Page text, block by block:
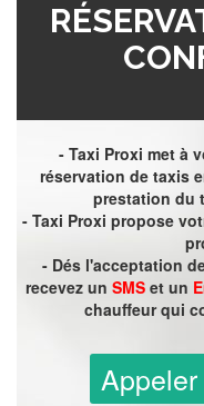
- Taxi Proxi met à
réservation de taxis
prestation du
- Taxi Proxi propose
- Dés l'acceptation
recevez un SMSet un
chauffeur qui